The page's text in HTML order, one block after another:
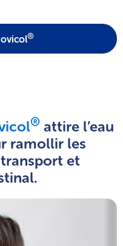
®
® attire l’eau
ramollir les
et